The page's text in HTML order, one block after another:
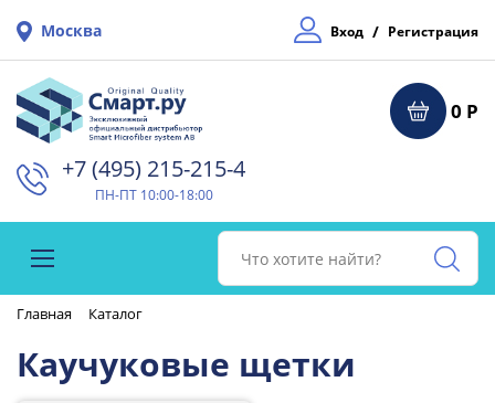
Москва Вход / Регистрация
0 Р
+7 (495) 215-215-4⁠
ПН-ПТ 10:00-18:00
Главная Каталог
Каучуковые щетки